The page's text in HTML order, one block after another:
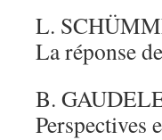
L.
La réponse
B.
Perspectives